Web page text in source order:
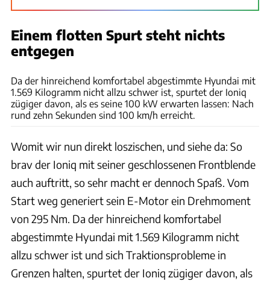
Einem flotten Spurt steht nichts
entgegen
Da der hinreichend komfortabel abgestimmte Hyundai mit
1.569 Kilogramm nicht allzu schwer ist, spurtet der Ioniq
zügiger davon, als es seine 100 kW erwarten lassen: Nach
rund zehn Sekunden sind 100 km/h erreicht.
Womit wir nun direkt loszischen, und siehe da: So
brav der Ioniq mit seiner geschlossenen Frontblende
auch auftritt, so sehr macht er dennoch Spaß. Vom
Start weg generiert sein E-Motor ein Drehmoment
von 295 Nm. Da der hinreichend komfortabel
abgestimmte Hyundai mit 1.569 Kilogramm nicht
allzu schwer ist und sich Traktionsprobleme in
Grenzen halten, spurtet der Ioniq zügiger davon, als